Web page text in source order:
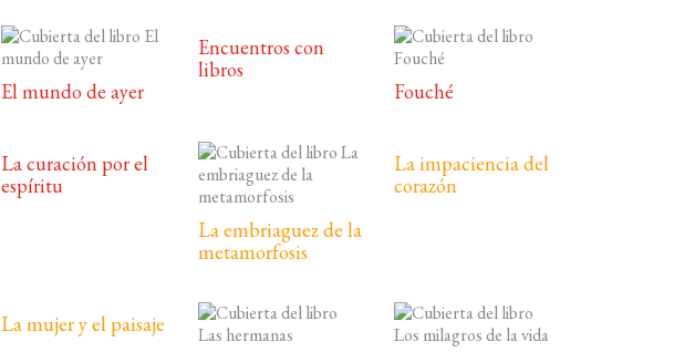
El mundo de ayer
Encuentros con
libros
Fouché
La curación por el
espíritu
La embriaguez de la
metamorfosis
La impaciencia del
corazón
La mujer y el paisaje